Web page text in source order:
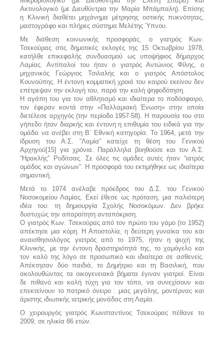
Ακτινολογικό (με Διευθύντρια την Μαρία Μπάμπαλη). Επίσης
η Κλινική διαθέτει μηχάνημα μέτρησης οστικής πυκνότητας,
μαστογράφο και πλήρες σύστημα Μελέτης Ύπνου.
Με διάθεση κοινωνικής προσφοράς, ο γιατρός Κων.
Τσεκούρας στις δημοτικές εκλογές της 15 Οκτωβρίου 1978,
κατήλθε επικεφαλής συνδυασμού ως υποψήφιος δήμαρχος
Λαμίας. Αντίπαλοί του ήταν ο γιατρός Αντώνιος Φίλης, ο
μηχανικός Γεώργιος Τσιλαλής και ο γιατρός Απόστολος
Κουνούπης. Η έντονη κομματική χροιά του καιρού εκείνου δεν
επέτρεψαν την εκλογή του, παρά την καλή ψηφοδότηση.
Η αγάπη του για τον αθλητισμό και ιδιαίτερα το ποδόσφαιρο,
τον έφεραν κοντά στην «Παλλαμιακή Ένωση» στην οποία
διετέλεσε αρχηγός (την περίοδο 1957-58). Η παρουσία του στο
γήπεδο ήταν διαρκής και έντονη η επιθυμία του ειδικά για την
ομάδα να ανέβει στη Β΄ Εθνική κατηγορία. Το 1964, μετά την
ίδρυση του Α.Σ. “Λαμία” κατείχε τη θέση του Γενικού
Αρχηγού[15] για χρόνια. Παράλληλα βοηθούσε και τον Α.Σ.
“Ηρακλής” Ροδίτσας. Σε όλες τις ομάδες αυτές ήταν “ιατρός
ομάδος και αγώνων”. Η προσφορά του εκτιμήθηκε ως ιδιαίτερα
σημαντική.
Μετά το 1974 ανέλαβε πρόεδρος του Δ.Σ. του Γενικού
Νοσοκομείου Λαμίας. Εκεί έθεσε ως πρόταση, μια παλιότερη
ιδέα του: τη δημιουργία Σχολής Νοσοκόμων. Δεν βρήκε
δυστυχώς την απαραίτητη ανταπόκριση.
Ο γιατρός Κων. Τσεκούρας από τον πρώτο του γάμο (το 1952)
απέκτησε μια κόρη. Η Αποστολία, η δεύτερη γυναίκα του και
αναισθησιολόγος γιατρός από το 1975, ήταν η ψυχή της
Κλινικής, με την έντονη δραστηριότητά της, το χαμόγελο και
τον καλό της λόγο σε προσωπικό και ιδιαίτερα σε ασθενείς.
Απέκτησαν δύο παιδιά, το Δημήτριο και τη Βασιλική, που
ακολουθώντας τα οικογενειακά βήματα έγιναν γιατροί. Είναι
δε πιθανό και καλή τύχη για τον τόπο, να συνεχίσουν και
επεκτείνουν το πατρικό όνειρο : μιας μεγάλης, μοντέρνας και
άριστης ιδιωτικής ιατρικής μονάδας στη Λαμία.
Ο χειρουργός γιατρός Κωνσταντίνος Τσεκούρας πέθανε το
2009, σε ηλικία 86 ετών.